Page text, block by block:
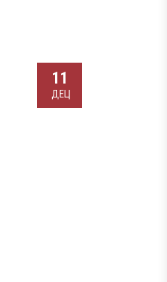
11
ДЕЦ